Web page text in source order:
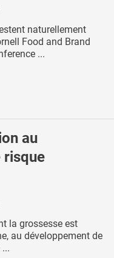
naturellement
Food and Brand
...
au
risque
la grossesse est
au développement de